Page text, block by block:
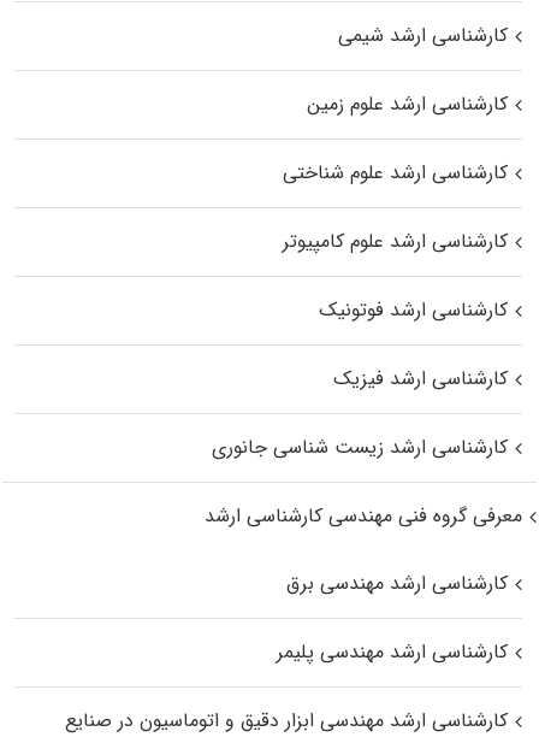
کارشناسی ارشد شیمی
کارشناسی ارشد علوم زمین
کارشناسی ارشد علوم شناختی
کارشناسی ارشد علوم کامپیوتر
کارشناسی ارشد فوتونیک
کارشناسی ارشد فیزیک
کارشناسی ارشد زیست‌ شناسی جانوری
معرفی گروه فنی مهندسی کارشناسی ارشد
کارشناسی ارشد مهندسی برق
کارشناسی ارشد مهندسی پلیمر
کارشناسی ارشد مهندسی ابزار دقیق و اتوماسیون در صنایع